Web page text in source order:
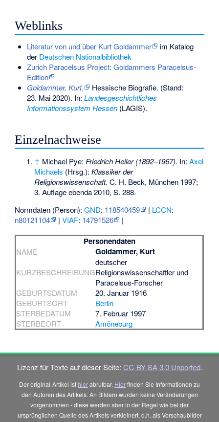
Weblinks
Literatur von und über Kurt Goldammer
im Katalog
der Deutschen Nationalbibliothek
Zurich Paracelsus Project: Goldammers Paracelsus-
Edition
Goldammer, Kurt.
Hessische Biografie. (Stand:
23. Mai 2020). In: Landesgeschichtliches
Informationssystem Hessen(LAGIS).
Einzelnachweise
↑ Michael Pye: Friedrich Heiler (1892–1967). In:Axel
Michaels (Hrsg.):Klassiker der
Religionswissenschaft. C. H. Beck, München 1997;
3. Auflage ebenda 2010, S. 288.
Normdaten (Person):GND: 118540459 | LCCN:
n80121104
|VIAF: 14791526 |
Personendaten
NAME Goldammer, Kurt
KURZBESCHREIBUNG
deutscher
Religionswissenschaftler und
Paracelsus-Forscher
GEBURTSDATUM
20. Januar 1916
GEBURTSORT
Berlin
STERBEDATUM
7. Februar 1997
STERBEORT
Amöneburg
Lizenz für Texte auf dieser Seite: CC-BY-SA 3.0 Unported.
Der original-Artikel ist hierabrufbar. Hierfinden Sie Informationen zu
den Autoren des Artikels. An Bildern wurden keine Veränderungen
vorgenommen - diese werden aber in der Regel wie bei der
ursprünglichen Quelle des Artikels verkleinert, d.h. als Vorschaubilder